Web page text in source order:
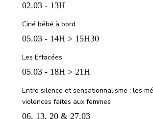
02.03 - 13H
Ciné bébé à bord
05.03 - 14H > 15H30
Les Effacées
05.03 - 18H > 21H
Entre silence et sensationnalisme : les
violences faites aux femmes
06, 13, 20 & 27.03